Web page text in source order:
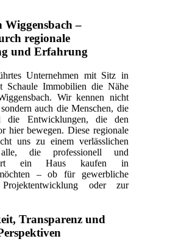
Wiggensbach –
regionale
und Erfahrung
Unternehmen mit Sitz in
Schaule Immobilien die Nähe
Wir kennen nicht
auch die Menschen, die
die Entwicklungen, die den
hier bewegen. Diese regionale
uns zu einem verlässlichen
die professionell und
ein Haus kaufen in
– ob für gewerbliche
oder zur
Transparenz und